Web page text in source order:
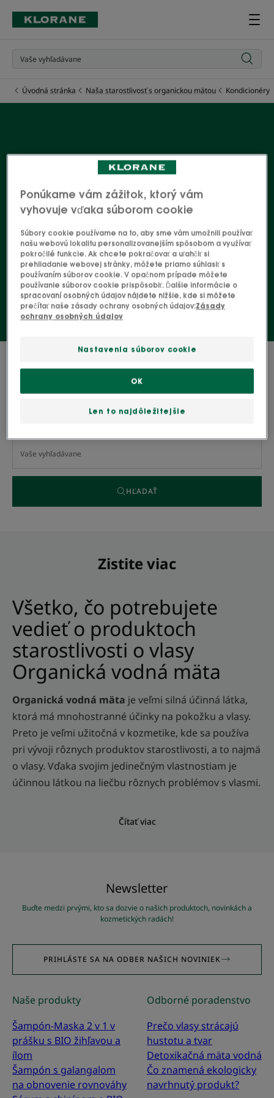
Úvodná stránka Naša starostlivosť s organickou mätou Kondicionéry
Kondicionéry
Výhody organickej mäty s jej zásadnými
detoxikačnými a osviežujúcimi vlastnosťami sa
starostlivosti o vlasy vystavené znečisteniu v meste.
Vlasy sa očistia a zbavia škodlivých častíc. Váš najlepší
spojenec v mestskej džungli!
Vyhľadávanie podľa problému, radu alebo typu
HĽADAŤ
Zistite viac
Všetko, čo potrebujete
vedieť o produktoch
starostlivosti o vlasy
Organická vodná mäta
Organická vodná mäta je veľmi silná účinná látka,
ktorá má mnohostranné účinky na pokožku a vlasy.
Preto je veľmi užitočná v kozmetike, kde sa používa
pri vývoji rôznych produktov starostlivosti, a to najmä
o vlasy. Vďaka svojim jedinečným vlastnostiam je
účinnou látkou na liečbu rôznych problémov s vlasmi.
Čítať viac
Newsletter
Buďte medzi prvými, kto sa dozvie o našich produktoch, novinkách a
kozmetických radách!
PRIHLÁSTE SA NA ODBER NAŠICH NOVINIEK
Naše produkty
Šampón-Maska 2 v 1 v
prášku s BIO žihľavou a
ílom
Šampón s galangalom
na obnovenie rovnováhy
Odborné poradenstvo
Prečo vlasy strácajú
hustotu a tvar
Detoxikačná mäta vodná
Čo znamená ekologicky
navrhnutý produkt?
Ponúkame vám zážitok, ktorý vám
vyhovuje vďaka súborom cookie
Súbory cookie používame na to, aby sme vám umožnili používať
našu webovú lokalitu personalizovanejším spôsobom a využívať
pokročilé funkcie. Ak chcete pokračovať a uľahčiť si
prehliadanie webovej stránky, môžete priamo súhlasiť s
používaním súborov cookie. V opačnom prípade môžete
používanie súborov cookie prispôsobiť. Ďalšie informácie o
spracovaní osobných údajov nájdete nižšie, kde si môžete
prečítať naše zásady ochrany osobných údajov:Zásady
ochrany osobných údajov
Nastavenia súborov cookie
Len to najdôležitejšie
OK